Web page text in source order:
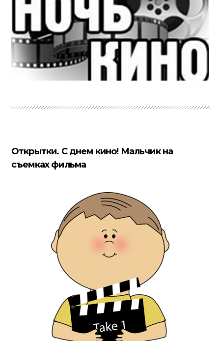
Открытки. С днем кино! Мальчик на
съемках фильма